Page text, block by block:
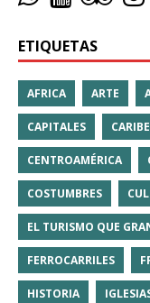
ETIQUETAS
AFRICA ARTE
CAPITALES CARIBE
CENTROAMÉRICA
COSTUMBRES
EL TURISMO QUE
FERROCARRILES
HISTORIA